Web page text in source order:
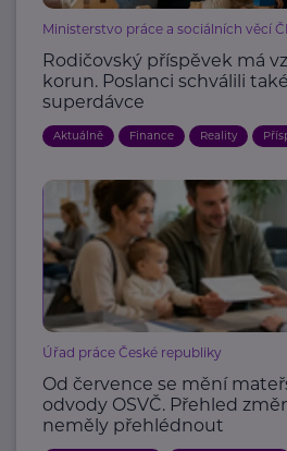
Ministerstvo práce a sociálních věcí
Rodičovský příspěvek má
korun. Poslanci schválili
superdávce
Aktuálně Finance Reality
Úřad práce České republiky
Od července se mění
odvody OSVČ. Přehled
neměly přehlédnout